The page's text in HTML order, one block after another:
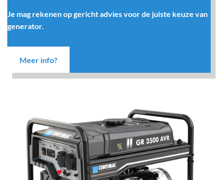
Je mag rekenen op gericht advies voor de juiste keuze van
generator.
Meer info?